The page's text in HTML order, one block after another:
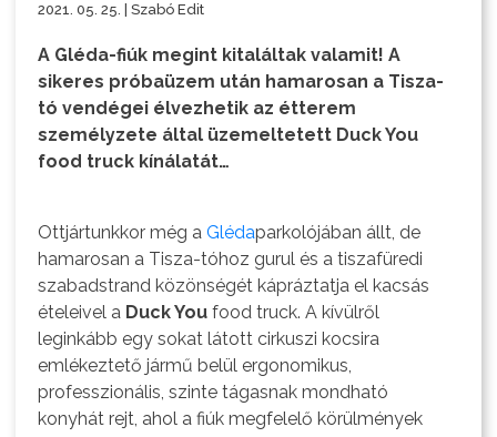
2021. 05. 25. | Szabó Edit
A Gléda-fiúk megint kitaláltak valamit! A
sikeres próbaüzem után hamarosan a Tisza-
tó vendégei élvezhetik az étterem
személyzete által üzemeltetett Duck You
food truck kínálatát…
Ottjártunkkor még aGlédaparkolójában állt, de
hamarosan a Tisza-tóhoz gurul és a tiszafüredi
szabadstrand közönségét kápráztatja el kacsás
ételeivel a Duck You food truck. A kívülről
leginkább egy sokat látott cirkuszi kocsira
emlékeztető jármű belül ergonomikus,
professzionális, szinte tágasnak mondható
konyhát rejt, ahol a fiúk megfelelő körülmények